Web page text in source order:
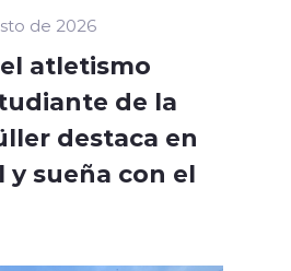
de 2026
atletismo
de la
destaca en
y sueña con el